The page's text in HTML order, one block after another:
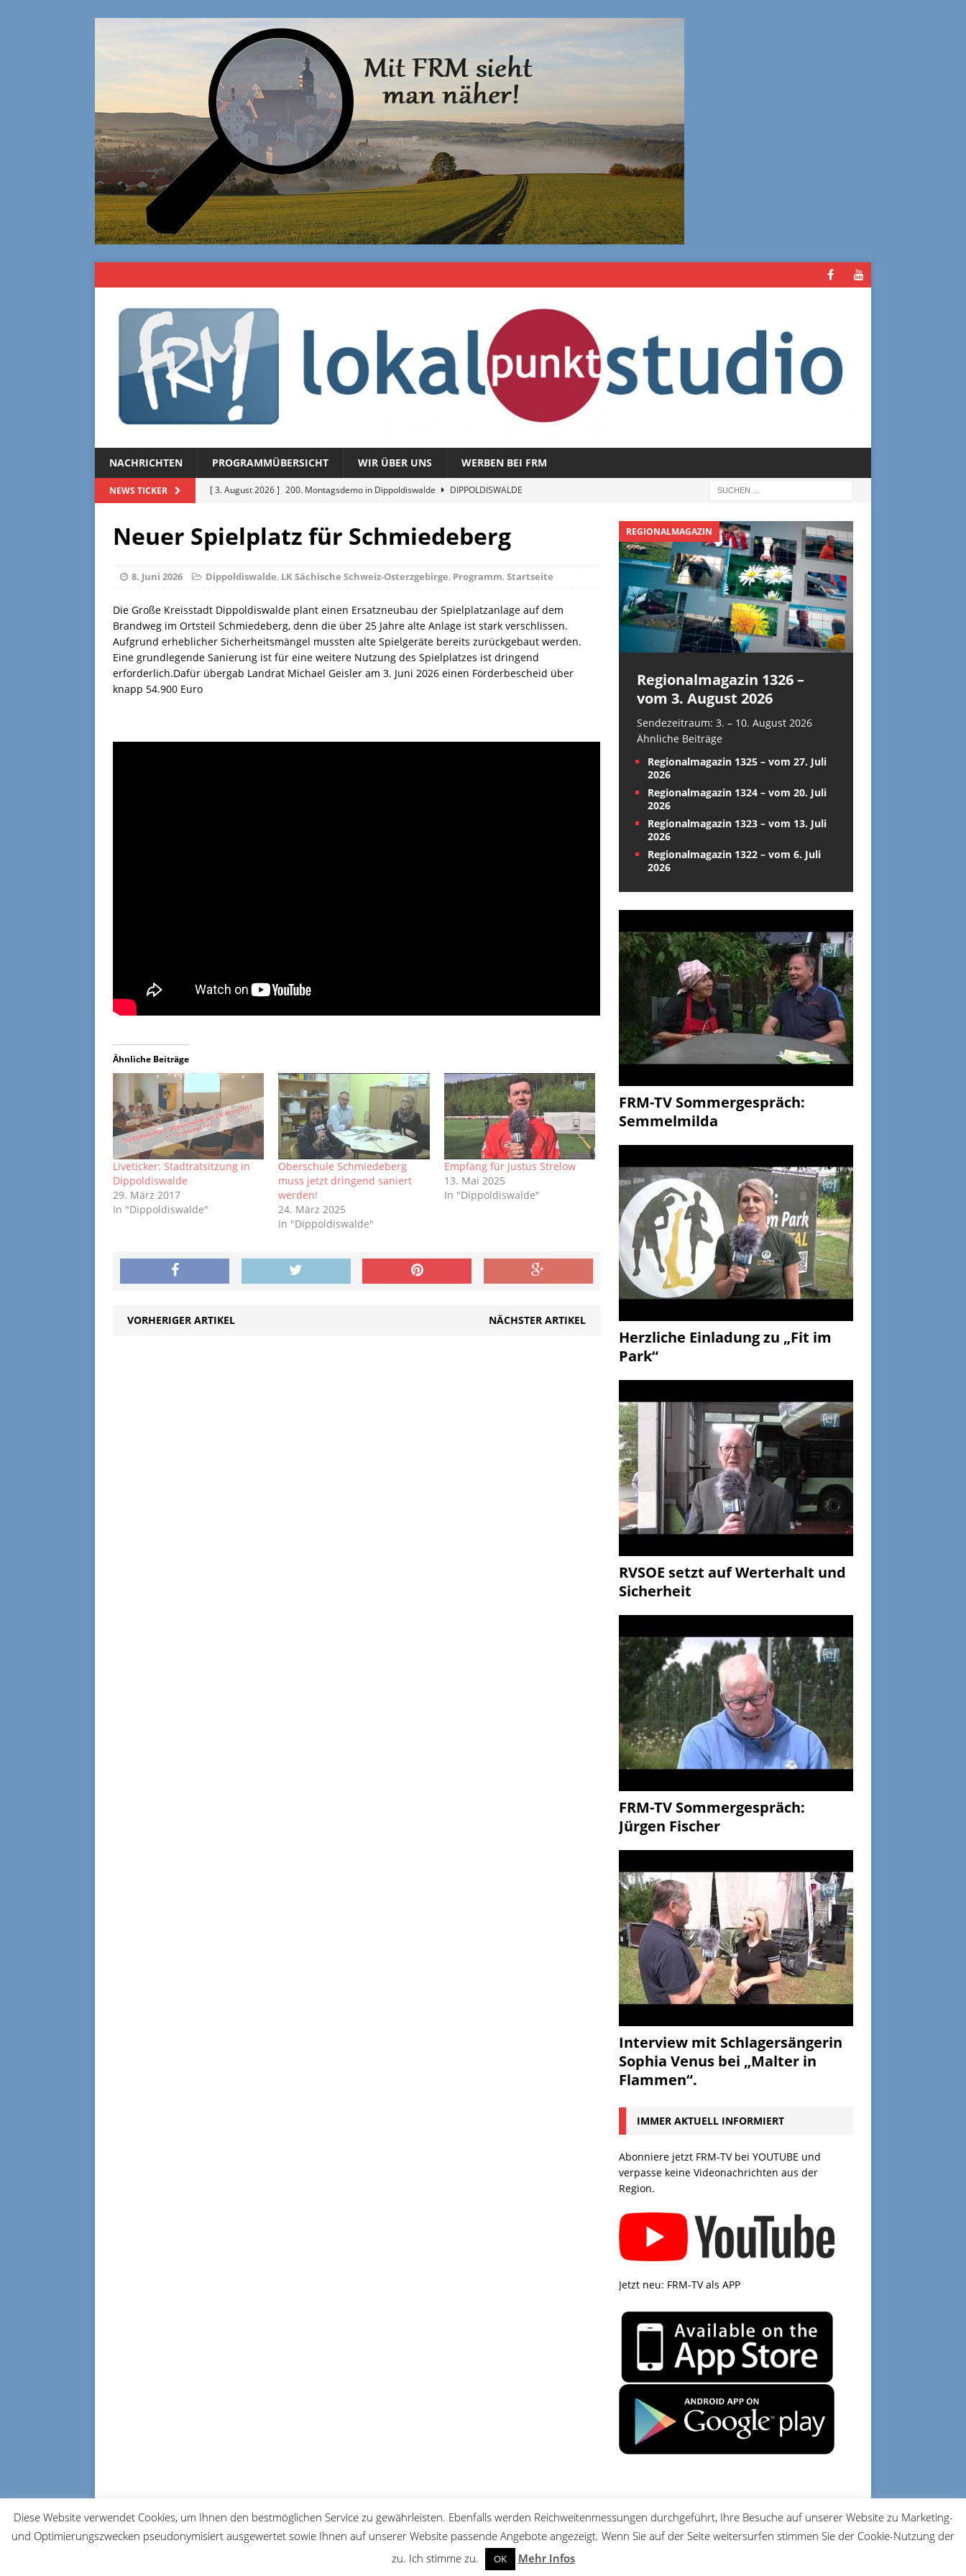
NACHRICHTEN PROGRAMMÜBERSICHT WIR ÜBER UNS WERBEN BEI FRM
NEWS TICKER [ 3. August 2026 ] 200. Montagsdemo in Dippoldiswalde
DIPPOLDISWALDE
[ 27. Juli 2026 ] Regionalmagazin 1325 – vom 27. Juli 2026
REGIONALMAGAZIN
Neuer Spielplatz für Schmiedeberg
8. Juni 2026 Dippoldiswalde, LK Sächische Schweiz-Osterzgebirge, Programm, Startseite
Die Große Kreisstadt Dippoldiswalde plant einen Ersatzneubau der Spielplatzanlage auf dem
Brandweg im Ortsteil Schmiedeberg, denn die über 25 Jahre alte Anlage ist stark verschlissen.
Aufgrund erheblicher Sicherheitsmängel mussten alte Spielgeräte bereits zurückgebaut werden.
Eine grundlegende Sanierung ist für eine weitere Nutzung des Spielplatzes ist dringend
erforderlich.Dafür übergab Landrat Michael Geisler am 3. Juni 2026 einen Förderbescheid über
knapp 54.900 Euro
Ähnliche Beiträge
Liveticker: Stadtratsitzung in
Dippoldiswalde
29. März 2017
In "Dippoldiswalde"
Oberschule Schmiedeberg
muss jetzt dringend saniert
werden!
24. März 2025
In "Dippoldiswalde"
Empfang für Justus Strelow
13. Mai 2025
In "Dippoldiswalde"
VORHERIGER ARTIKEL NÄCHSTER ARTIKEL
REGIONALMAGAZIN
Regionalmagazin 1326 –
vom 3. August 2026
Sendezeitraum: 3. – 10. August 2026
Ähnliche Beiträge
Regionalmagazin 1325 – vom 27. Juli
2026
Regionalmagazin 1324 – vom 20. Juli
2026
Regionalmagazin 1323 – vom 13. Juli
2026
Regionalmagazin 1322 – vom 6. Juli
2026
FRM-TV Sommergespräch:
Semmelmilda
Herzliche Einladung zu „Fit im
Park“
RVSOE setzt auf Werterhalt und
Sicherheit
FRM-TV Sommergespräch:
Jürgen Fischer
Interview mit Schlagersängerin
Sophia Venus bei „Malter in
Flammen“.
IMMER AKTUELL INFORMIERT
Abonniere jetzt FRM-TV bei YOUTUBE und
verpasse keine Videonachrichten aus der
Region.
Jetzt neu: FRM-TV als APP
DATENSCHUTZ IMPRESSUM
© 2026 FRM-TV
Diese Website verwendet Cookies, um Ihnen den bestmöglichen Service zu gewährleisten. Ebenfalls werden Reichweitenmessungen durchgeführt, Ihre Besuche auf unserer Website zu Marketing-
und Optimierungszwecken pseudonymisiert ausgewertet sowie Ihnen auf unserer Website passende Angebote angezeigt. Wenn Sie auf der Seite weitersurfen stimmen Sie der Cookie-Nutzung der
zu. Ich stimme zu.
OK Mehr Infos